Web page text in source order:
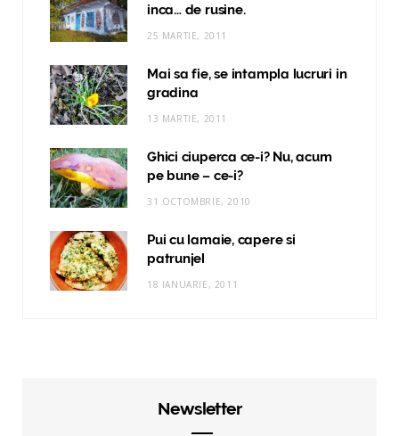
inca… de rusine.
25 MARTIE, 2011
Mai sa fie, se intampla lucruri in
gradina
13 MARTIE, 2011
Ghici ciuperca ce-i? Nu, acum
pe bune – ce-i?
31 OCTOMBRIE, 2010
Pui cu lamaie, capere si
patrunjel
18 IANUARIE, 2011
Newsletter